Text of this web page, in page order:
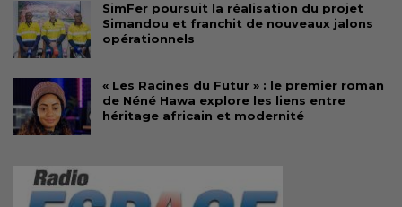
SimFer poursuit la réalisation du projet
Simandou et franchit de nouveaux jalons
opérationnels
« Les Racines du Futur » : le premier roman
de Néné Hawa explore les liens entre
héritage africain et modernité